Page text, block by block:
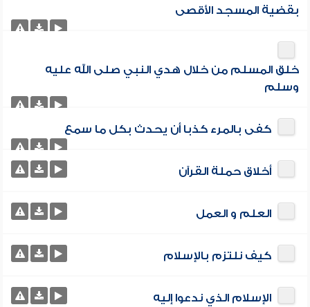
بقضية المسجد الأقصى
خلق المسلم من خلال هدي النبي صلى الله عليه
وسلم
كفى بالمرء كذبا أن يحدث بكل ما سمع
أخلاق حملة القرآن
العلم و العمل
كيف نلتزم بالإسلام
الإسلام الذي ندعوا إليه